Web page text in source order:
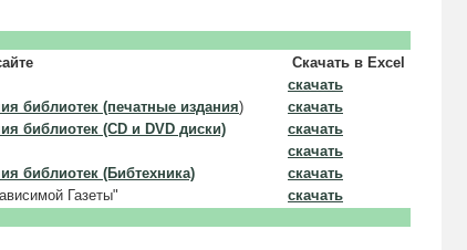
Скачать в Excel
скачать
библиотек (печатные издания)
скачать
библиотек (CD и DVD диски)
скачать
скачать
библиотек (Бибтехника)
скачать
Газеты"
скачать